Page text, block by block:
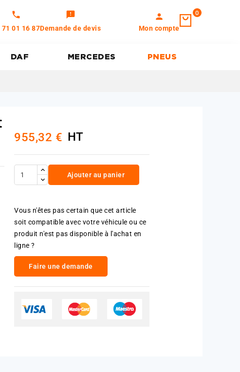
call
71 01 16 87
feedback
Demande de devis
person
Mon compte
0
DAF MERCEDES PNEUS
955,32 € HT
Ajouter au panier
Vous n'êtes pas certain que cet article
soit compatible avec votre véhicule ou ce
produit n'est pas disponible à l'achat en
ligne ?
Faire une demande